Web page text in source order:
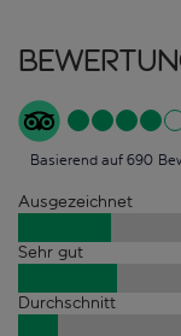
Basierend auf 690
Ausgezeichnet
Sehr gut
Durchschnitt